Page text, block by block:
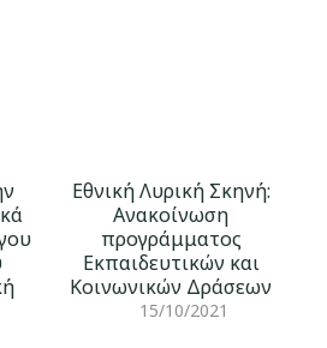
Εθνική Λυρική Σκηνή:
Ανακοίνωση
προγράμματος
Εκπαιδευτικών και
Κοινωνικών Δράσεων
15/10/2021